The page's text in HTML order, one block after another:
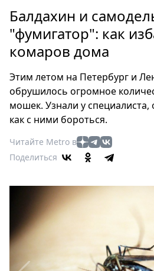
Россия
Мир
Здоровье
Туризм
Мода
Театр
Кино
Афиша
Книги
Выставки
Пресс-
релизы
Стримы
Балдахин и
"фумигатор": как
комаров дома
Этим летом на Петербург и
обрушилось огромное
мошек. Узнали у специалиста,
как с ними бороться.
Читайте Metro в
Поделиться